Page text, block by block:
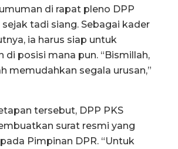
di rapat pleno DPP
tadi siang. Sebagai kader
ia harus siap untuk
posisi mana pun. “Bismillah,
memudahkan segala urusan,”
tersebut, DPP PKS
surat resmi yang
Pimpinan DPR. “Untuk